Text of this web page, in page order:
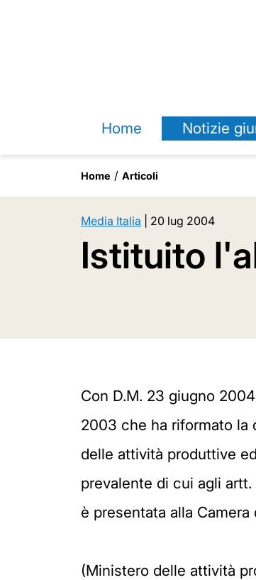
Home Notizie
Home Articoli
Media Italia 20 lug 2004
Istituito
Con D.M. 23 giugno
2003 che ha riformato la
delle attività produttive
prevalente di cui agli
è presentata alla
(Ministero delle attività